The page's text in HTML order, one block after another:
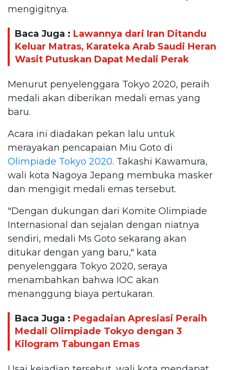
mengigitnya.
Baca Juga : Lawannya dari Iran Ditandu
Keluar Matras, Karateka Arab Saudi Heran
Wasit Putuskan Dapat Medali Perak
Menurut penyelenggara Tokyo 2020, peraih
medali akan diberikan medali emas yang
baru.
Acara ini diadakan pekan lalu untuk
merayakan pencapaian Miu Goto di
Olimpiade Tokyo 2020. Takashi Kawamura,
wali kota Nagoya Jepang membuka masker
dan mengigit medali emas tersebut.
"Dengan dukungan dari Komite Olimpiade
Internasional dan sejalan dengan niatnya
sendiri, medali Ms Goto sekarang akan
ditukar dengan yang baru," kata
penyelenggara Tokyo 2020, seraya
menambahkan bahwa IOC akan
menanggung biaya pertukaran.
Baca Juga : Pegadaian Apresiasi Peraih
Medali Olimpiade Tokyo dengan 3
Kilogram Tabungan Emas